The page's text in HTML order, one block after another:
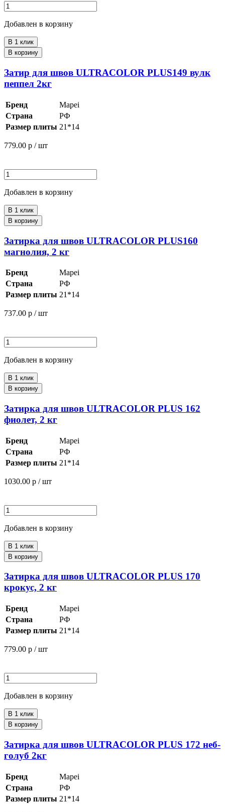
Добавлен в корзину
В 1 клик
В корзину
Затир для швов ULTRACOLOR PLUS149 вулк
пеппел 2кг
Бренд
Mapei
Страна
РФ
Размер плиты 21*14
779.00 р / шт
Добавлен в корзину
В 1 клик
В корзину
Затирка для швов ULTRACOLOR PLUS160
магнолия, 2 кг
Бренд
Mapei
Страна
РФ
Размер плиты 21*14
737.00 р / шт
Добавлен в корзину
В 1 клик
В корзину
Затирка для швов ULTRACOLOR PLUS 162
фиолет, 2 кг
Бренд
Mapei
Страна
РФ
Размер плиты 21*14
1030.00 р / шт
Добавлен в корзину
В 1 клик
В корзину
Затирка для швов ULTRACOLOR PLUS 170
крокус, 2 кг
Бренд
Mapei
Страна
РФ
Размер плиты 21*14
779.00 р / шт
Добавлен в корзину
В 1 клик
В корзину
Затирка для швов ULTRACOLOR PLUS 172 неб-
голуб 2кг
Бренд
Mapei
Страна
РФ
Размер плиты 21*14